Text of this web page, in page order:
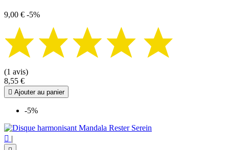
9,00 € -5%
(1 avis)
8,55 €
 Ajouter au panier
-5%
 |